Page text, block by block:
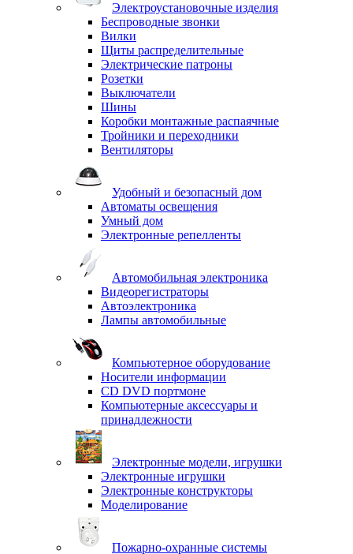
Электроустановочные изделия
Беспроводные звонки
Вилки
Щиты распределительные
Электрические патроны
Розетки
Выключатели
Шины
Коробки монтажные распаячные
Тройники и переходники
Вентиляторы
Удобный и безопасный дом
Автоматы освещения
Умный дом
Электронные репелленты
Автомобильная электроника
Видеорегистраторы
Автоэлектроника
Лампы автомобильные
Компьютерное оборудование
Носители информации
CD DVD портмоне
Компьютерные аксессуары и
принадлежности
Электронные модели, игрушки
Электронные игрушки
Электронные конструкторы
Моделирование
Пожарно-охранные системы